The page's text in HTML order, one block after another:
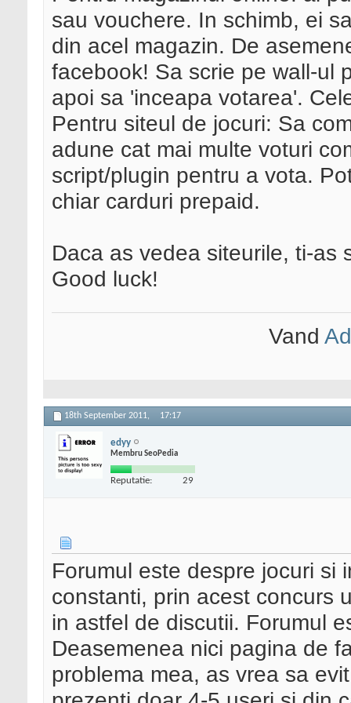
sau vouchere. In schimb, ei
din acel magazin. De
facebook! Sa scrie pe wall-ul
apoi sa 'inceapa votarea'.
Pentru siteul de jocuri: Sa
adune cat mai multe voturi
script/plugin pentru a vota.
chiar carduri prepaid.
Daca as vedea siteurile, ti-as
Good luck!
Vand
18th September 2011, 17:17
edyy
Membru SeoPedia
Reputatie: 29
Forumul este despre jocuri si
constanti, prin acest concurs
in astfel de discutii. Forumul
Deasemenea nici pagina de
problema mea, as vrea sa